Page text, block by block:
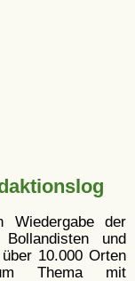
Wiedergabe der
und
10.000 Orten
Thema mit